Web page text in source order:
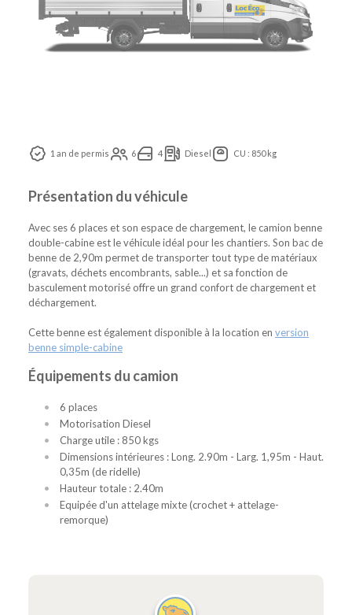
1 an de permis 6 4 Diesel CU : 850 kg
Présentation du véhicule
Avec ses 6 places et son espace de chargement, le camion benne
double-cabine est le véhicule idéal pour les chantiers. Son bac de
benne de 2,90m permet de transporter tout type de matériaux
(gravats, déchets encombrants, sable...) et sa fonction de
basculement motorisé offre un grand confort de chargement et
déchargement.
Cette benne est également disponible à la location en version
benne simple-cabine
Équipements du camion
6 places
Motorisation Diesel
Charge utile : 850 kgs
Dimensions intérieures : Long. 2.90m - Larg. 1,95m - Haut.
0,35m (de ridelle)
Hauteur totale : 2.40m
Equipée d'un attelage mixte (crochet + attelage-
remorque)